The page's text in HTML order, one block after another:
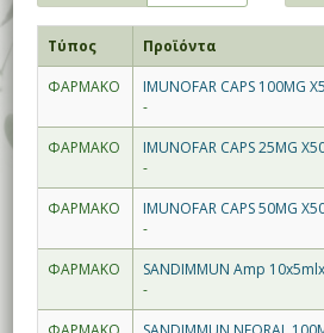
Τύπος
Προϊόντα
ΦΑΡΜΑΚΟ
IMUNOFAR CAPS 100MG
-
ΦΑΡΜΑΚΟ
IMUNOFAR CAPS 25MG
-
ΦΑΡΜΑΚΟ
IMUNOFAR CAPS 50MG
-
ΦΑΡΜΑΚΟ
SANDIMMUN Amp
-